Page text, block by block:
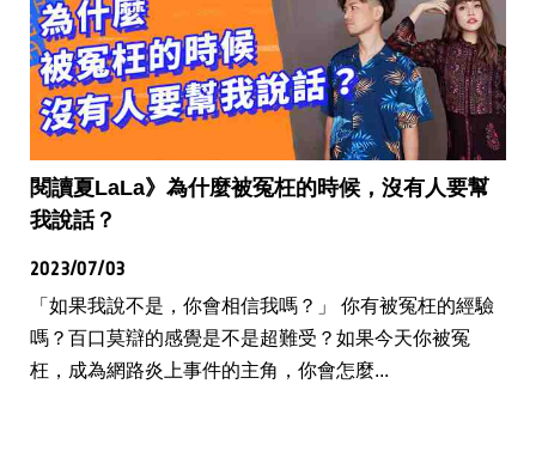
閱讀夏LaLa》為什麼被冤枉的時候，沒有人要幫
我說話？
2023/07/03
「如果我說不是，你會相信我嗎？」 你有被冤枉的經驗
嗎？百口莫辯的感覺是不是超難受？如果今天你被冤
枉，成為網路炎上事件的主角，你會怎麼...